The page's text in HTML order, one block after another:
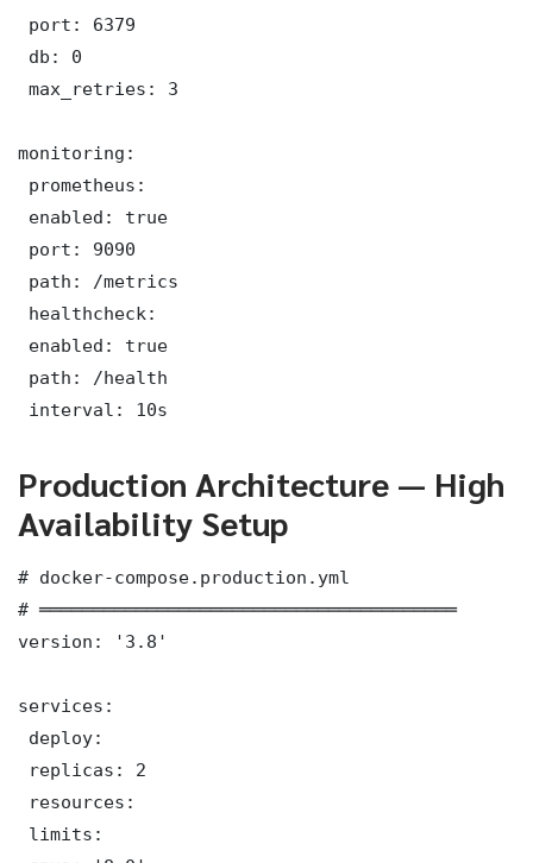
port: 6379
db: 0
max_retries: 3
monitoring:
prometheus:
enabled: true
port: 9090
path: /metrics
healthcheck:
enabled: true
path: /health
interval: 10s
Production Architecture — High
Availability Setup
# docker-compose.production.yml
# ═══════════════════════════════════════
version: '3.8'
services:
deploy:
replicas: 2
resources:
limits: